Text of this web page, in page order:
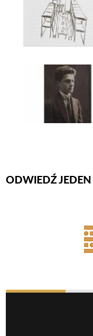
Firmy Rotator
ODWIEDŹ
Before Footer